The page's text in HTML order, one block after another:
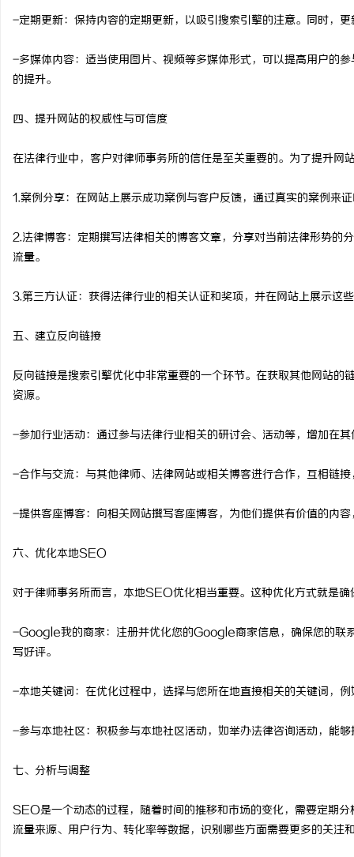
-定期更新：保持内容的定期更新，以吸引搜索引擎的注意。同时，
-多媒体内容：适当使用图片、视频等多媒体形式，可以提高用户的
的提升。
四、提升网站的权威性与可信度
在法律行业中，客户对律师事务所的信任是至关重要的。为了提升网
1.案例分享：在网站上展示成功案例与客户反馈，通过真实的案例来
2.法律博客：定期撰写法律相关的博客文章，分享对当前法律形势的
流量。
3.第三方认证：获得法律行业的相关认证和奖项，并在网站上展示这
五、建立反向链接
反向链接是搜索引擎优化中非常重要的一个环节。在获取其他网站
资源。
-参加行业活动：通过参与法律行业相关的研讨会、活动等，增加在
-合作与交流：与其他律师、法律网站或相关博客进行合作，互相链
-提供客座博客：向相关网站撰写客座博客，为他们提供有价值的内
六、优化本地SEO
对于律师事务所而言，本地SEO优化相当重要。这种优化方式就是
-Google我的商家：注册并优化您的Google商家信息，确保您的联
写好评。
-本地关键词：在优化过程中，选择与您所在地直接相关的关键词，
-参与本地社区：积极参与本地社区活动，如举办法律咨询活动，能
七、分析与调整
SEO是一个动态的过程，随着时间的推移和市场的变化，需要定
流量来源、用户行为、转化率等数据，识别哪些方面需要更多的关注